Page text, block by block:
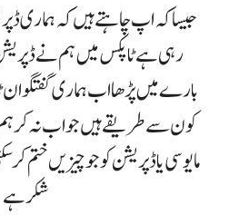
جیسا کہ اپ چاہتے ہیں کہ ہماری
رہی ہے ٹاپکس میں ہم نے
بارے میں پڑھا اب ہماری گفتگو
کون سے طریقے ہیں جو اب نہ کر
مایوسی یا ڈپریشن کو جو چیزیں ختم
شکر ہے